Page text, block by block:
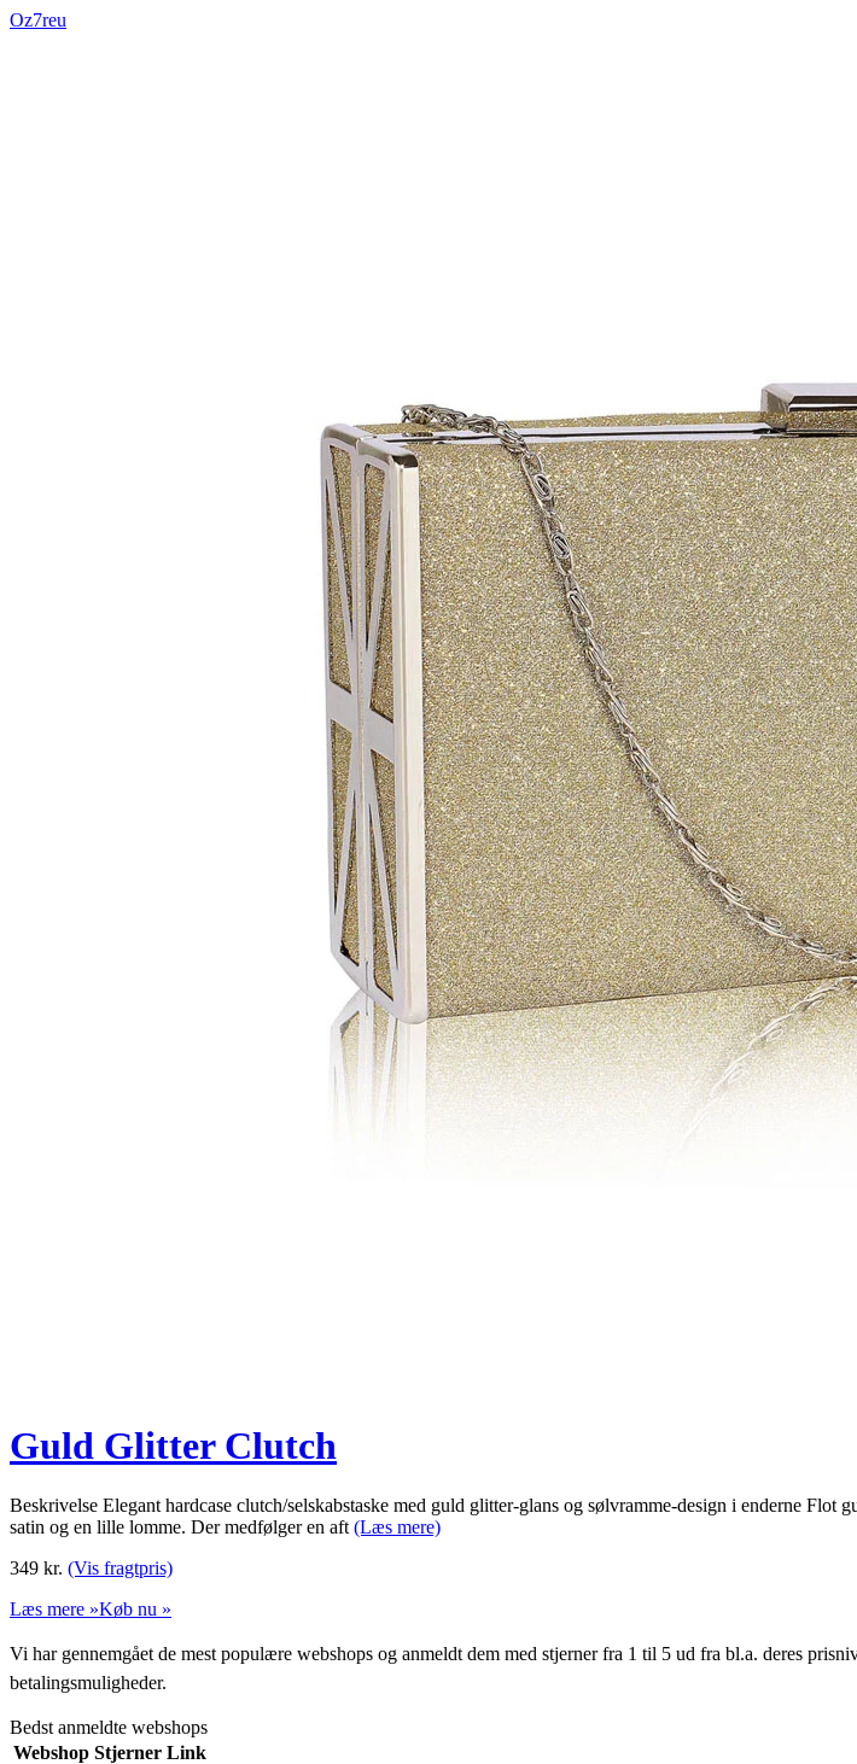
Oz7reu
Guld Glitter Clutch
Beskrivelse Elegant hardcase clutch/selskabstaske med guld glitter-glans og sølvramme-design i enderne
satin og en lille lomme. Der medfølger en aft (Læs mere)
349 kr. (Vis fragtpris)
Læs mere »Køb nu »
Vi har gennemgået de mest populære webshops og anmeldt dem med stjerner fra 1 til 5 ud fra bl.a. deres
betalingsmuligheder.
Bedst anmeldte webshops
Webshop Stjerner Link